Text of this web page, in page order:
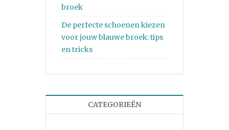
broek
De perfecte schoenen kiezen
voor jouw blauwe broek: tips
en tricks
CATEGORIEËN